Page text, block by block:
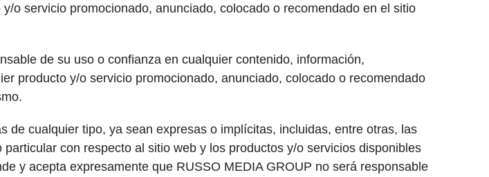
o servicio promocionado, anunciado, colocado o recomendado en el sitio
de su uso o confianza en cualquier contenido, información,
producto y/o servicio promocionado, anunciado, colocado o recomendado
cualquier tipo, ya sean expresas o implícitas, incluidas, entre otras, las
con respecto al sitio web y los productos y/o servicios disponibles
y acepta expresamente que RUSSO MEDIA GROUP no será responsable